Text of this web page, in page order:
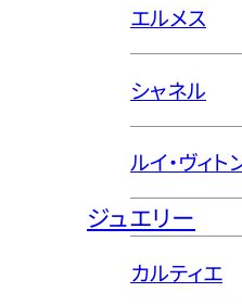
エルメス
シャネル
ルイ・ヴィト
ジュエリー
カルティエ